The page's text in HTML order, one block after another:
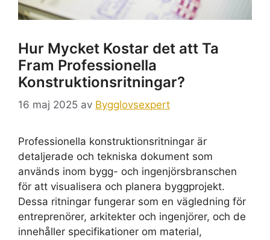
Hur Mycket Kostar det att Ta
Fram Professionella
Konstruktionsritningar?
16 maj 2025 av Bygglovsexpert
Professionella konstruktionsritningar är
detaljerade och tekniska dokument som
används inom bygg- och ingenjörsbranschen
för att visualisera och planera byggprojekt.
Dessa ritningar fungerar som en vägledning för
entreprenörer, arkitekter och ingenjörer, och de
innehåller specifikationer om material,